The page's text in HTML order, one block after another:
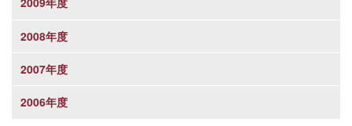
2008年度
2007年度
2006年度